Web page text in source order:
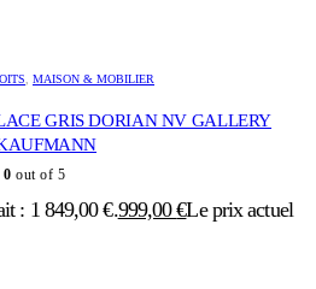
, MAISON & MOBILIER
GRIS DORIAN NV GALLERY
0 out of 5
: 1 849,00 €.999,00€Le prix actuel